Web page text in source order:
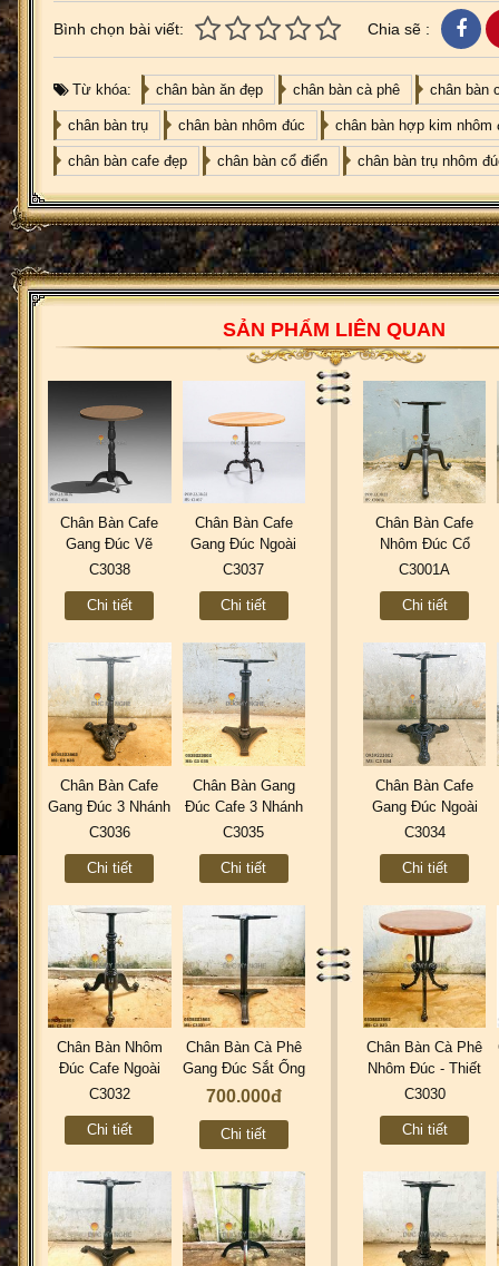
Bình chọn bài viết: Chia sẽ :
Từ khóa: chân bàn ăn đẹp chân bàn cà phê chân bàn
chân bàn trụ chân bàn nhôm đúc chân bàn hợp kim nhôm
chân bàn cafe đẹp chân bàn cổ điển chân bàn trụ nhôm
SẢN PHẨM LIÊN QUAN
Chân Bàn Cafe
Gang Đúc Vẽ
Thiết Kế 3D Và
C3038
C3038
Chi tiết
Chân Bàn Cafe
Gang Đúc Ngoài
Trời 3 Nhánh Nhà
C3037
Chi tiết
Chân Bàn Cafe
Nhôm Đúc Cổ
Điển Ngoài Trời
Ăn C3001A
C3001A
Chi tiết
Chân Bàn Cafe
Gang Đúc 3 Nhánh
Cổ Điển Ngoài
C3036
C3036
Chi tiết
Chân Bàn Gang
Đúc Cafe 3 Nhánh
Cổ Điển Tăng Cao
C3035
Chi tiết
Chân Bàn Cafe
Gang Đúc Ngoài
Trời Sân Vườn
Hàng Đẹp ở
C3034
Chi tiết
Chân Bàn Nhôm
Đúc Cafe Ngoài
Trời Sân Vườn
Cao Thấp ở
C3032
Chi tiết
Chân Bàn Cà Phê
Gang Đúc Sắt Ống
3 Chân Ngoài Trời
Sữa C3031
700.000đ
Chi tiết
Chân Bàn Cà Phê
Nhôm Đúc - Thiết
Kế Sản Xuất Mẫu
Tphcm C3030
C3030
Chi tiết